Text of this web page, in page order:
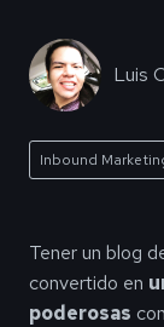
Luis
Inbound
Tener un blog
convertido en
poderosas